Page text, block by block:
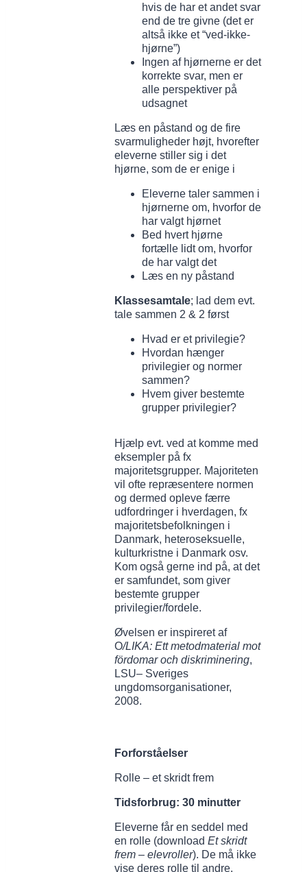
hvis de har et andet svar
end de tre givne (det er
altså ikke et “ved-ikke-
hjørne”)
Ingen af hjørnerne er det
korrekte svar, men er
alle perspektiver på
udsagnet
Læs en påstand og de fire
svarmuligheder højt, hvorefter
eleverne stiller sig i det
hjørne, som de er enige i
Eleverne taler sammen i
hjørnerne om, hvorfor de
har valgt hjørnet
Bed hvert hjørne
fortælle lidt om, hvorfor
de har valgt det
Læs en ny påstand
Klassesamtale; lad dem evt.
tale sammen 2 & 2 først
Hvad er et privilegie?
Hvordan hænger
privilegier og normer
sammen?
Hvem giver bestemte
grupper privilegier?
Hjælp evt. ved at komme med
eksempler på fx
majoritetsgrupper. Majoriteten
vil ofte repræsentere normen
og dermed opleve færre
udfordringer i hverdagen, fx
majoritetsbefolkningen i
Danmark, heteroseksuelle,
kulturkristne i Danmark osv.
Kom også gerne ind på, at det
er samfundet, som giver
bestemte grupper
privilegier/fordele.
Øvelsen er inspireret af
O/LIKA: Ett metodmaterial mot
fördomar och diskriminering,
LSU– Sveriges
ungdomsorganisationer,
2008.
Forforståelser
Rolle – et skridt frem
Tidsforbrug: 30 minutter
Eleverne får en seddel med
en rolle (downloadEt skridt
frem – elevroller). De må ikke
vise deres rolle til andre.